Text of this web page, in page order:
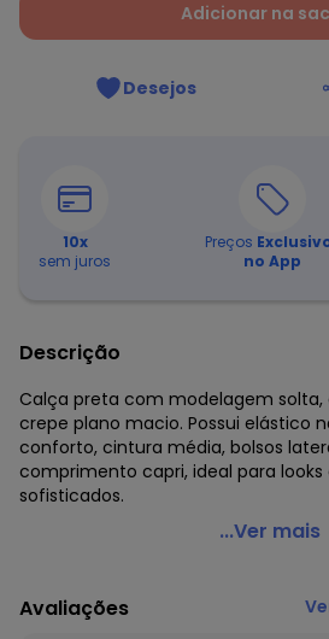
Adicionar na
Desejos
10x
sem juros
Preços
no App
Descrição
Calça preta com modelagem
crepe plano macio. Possui elástico
conforto, cintura média, bolsos
comprimento capri, ideal para looks
sofisticados.
Marguerite - Calça Preta em Crepe
Modelagem: Solta
Complemento: Elástico na
...Ver mais
Avaliações